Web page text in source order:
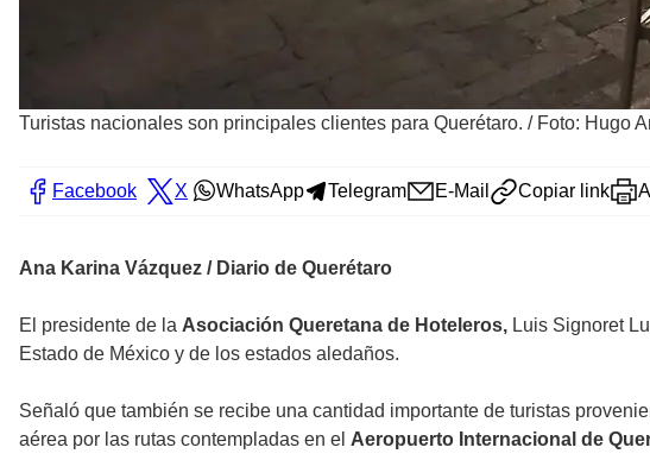
Turistas nacionales son principales clientes para Querétaro. / Foto: Hugo
Facebook X WhatsApp Telegram E-Mail Copiar link
Ana Karina Vázquez / Diario de Querétaro
El presidente de la Asociación Queretana de Hoteleros, Luis Signoret
Estado de México y de los estados aledaños.
Señaló que también se recibe una cantidad importante de turistas
aérea por las rutas contempladas en el Aeropuerto Internacional de